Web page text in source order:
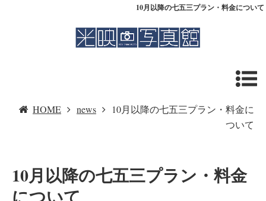
10月以降の七五三プラン・料金について
HOME news
10月以降の七五三プラン・料金に
ついて
10月以降の七五三プラン・料金